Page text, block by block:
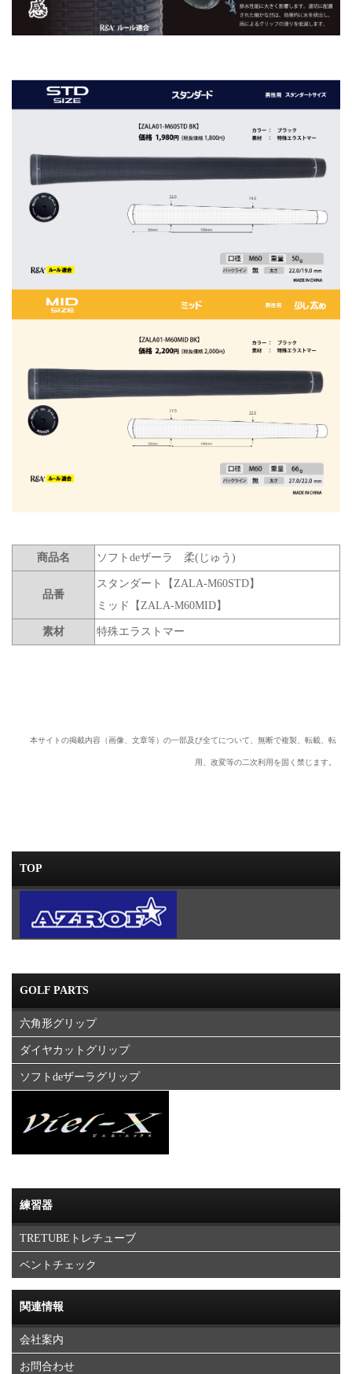
商品名 ソフトdeザーラ 柔(じゅう)
品番
スタンダート【ZALA-M60STD】
ミッド【ZALA-M60MID】
素材 特殊エラストマー
本サイトの掲載内容（画像、文章等）の一部及び全てについて、無断で複製、転載、転
用、改変等の二次利用を固く禁じます。
TOP
GOLF PARTS
六角形グリップ
ダイヤカットグリップ
ソフトdeザーラグリップ
練習器
TRETUBEトレチューブ
ベントチェック
関連情報
会社案内
お問合わせ